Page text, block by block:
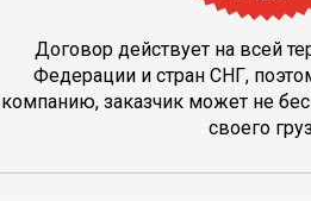
Договор действует на всей
Федерации и стран СНГ,
компанию, заказчик может не
своего